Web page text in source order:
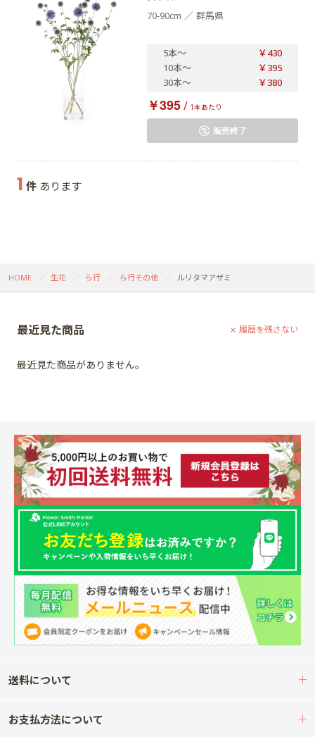
70-90cm ／ 群馬県
5本～
￥430
10本～
￥395
30本～ ￥380
￥395/ 1本あたり
販売終了
1 件 あります
HOME 生花 ら行 ら行その他 ルリタマアザミ
最近見た商品
最近見た商品がありません。
履歴を残さない
送料について
お支払方法について